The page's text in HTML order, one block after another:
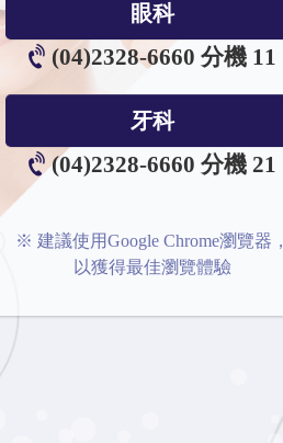
眼科
(04)2328-6660 分機 11
牙科
(04)2328-6660 分機 21
※ 建議使用Google Chrome瀏覽器，
以獲得最佳瀏覽體驗